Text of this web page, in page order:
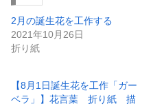
2月の誕生花を工作する
2021年10月26日
折り紙
【8月1日誕生花を工作「ガー
ベラ」】花言葉 折り紙 描